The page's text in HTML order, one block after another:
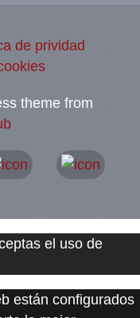
de prividad
theme from
el uso de
están configurados